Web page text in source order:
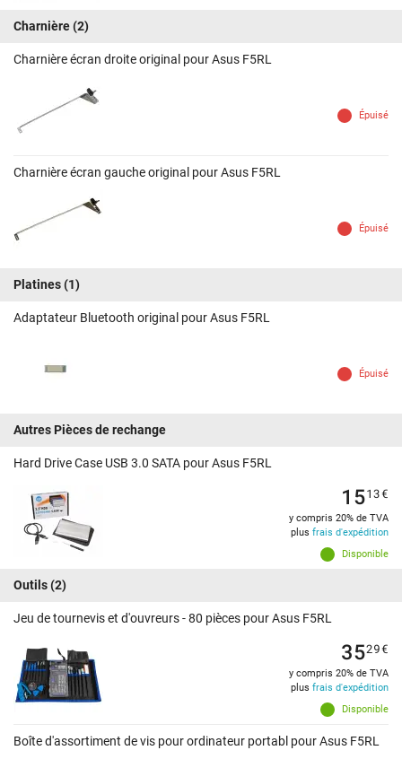
Charnière(2)
Charnière écran droite original pour Asus F5RL
Épuisé
Charnière écran gauche original pour Asus F5RL
Épuisé
Platines(1)
Adaptateur Bluetooth original pour Asus F5RL
Épuisé
Autres Pièces de rechange
Hard Drive Case USB 3.0 SATA pour Asus F5RL
Disponible
1513€
y compris 20% de TVA
plus frais d'expédition
Outils(2)
Jeu de tournevis et d'ouvreurs - 80 pièces pour Asus F5RL
Disponible
3529€
y compris 20% de TVA
plus frais d'expédition
Boîte d'assortiment de vis pour ordinateur portabl pour Asus F5RL